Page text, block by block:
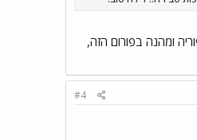
ומהנה בפורום הזה,
#4